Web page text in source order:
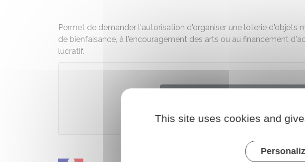
Permet de demander l'autorisation d'organiser une loterie d'objets
de bienfaisance, à l'encouragement des arts ou au financement
lucratif.
Ministère chargé de l'intérieur
This site uses cookies and